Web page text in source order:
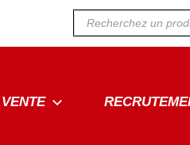
Recherche
de
produits
VENTE